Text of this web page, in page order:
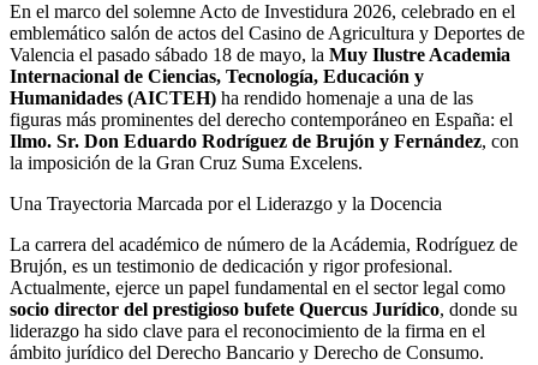
En el marco del solemne Acto de Investidura 2026, celebrado en el
emblemático salón de actos del Casino de Agricultura y Deportes de
Valencia el pasado sábado 18 de mayo, la Muy Ilustre Academia
Internacional de Ciencias, Tecnología, Educación y
Humanidades (AICTEH) ha rendido homenaje a una de las
figuras más prominentes del derecho contemporáneo en España: el
Ilmo. Sr. Don Eduardo Rodríguez de Brujón y Fernández, con
la imposición de la Gran Cruz Suma Excelens.
Una Trayectoria Marcada por el Liderazgo y la Docencia
La carrera del académico de número de la Acádemia, Rodríguez de
Brujón, es un testimonio de dedicación y rigor profesional.
Actualmente, ejerce un papel fundamental en el sector legal como
socio director del prestigioso bufete Quercus Jurídico, donde su
liderazgo ha sido clave para el reconocimiento de la firma en el
ámbito jurídico del Derecho Bancario y Derecho de Consumo.